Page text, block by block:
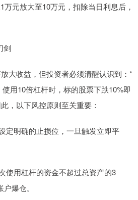
元放大至10万元，扣除当日利息后，
剑
大收益，但投资者必须清醒认识到：*
用10倍杠杆时，标的股票下跌10%即
，以下风控原则至关重要：
定明确的止损位，一旦触发立即平
使用杠杆的资金不超过总资产的3
爆仓。